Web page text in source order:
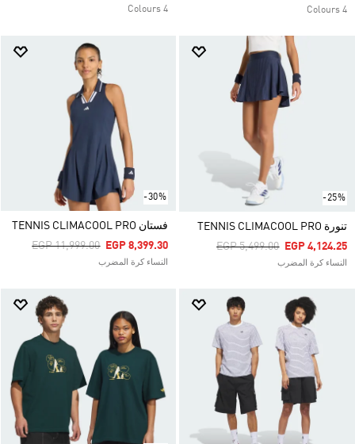
4 Colours
4 Colours
-25%
تنورة TENNIS CLIMACOOL PRO
Price Reduced From
EGP 5,499.00ToEGP 4,124.25
النساء كرة المضرب
-30%
فستان TENNIS CLIMACOOL PRO
Price Reduced From
EGP 11,999.00ToEGP 8,399.30
النساء كرة المضرب